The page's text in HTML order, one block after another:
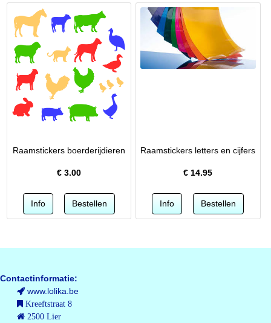
Raamstickers boerderijdieren
€ 3.00
Raamstickers letters en cijfers
€ 14.95
Contactinformatie:
www.lolika.be
Kreeftstraat 8
2500 Lier